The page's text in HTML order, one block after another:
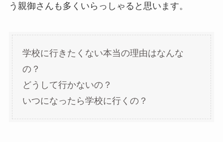
う親御さんも多くいらっしゃると思います。
学校に行きたくない本当の理由はなんな
の？
どうして行かないの？
いつになったら学校に行くの？